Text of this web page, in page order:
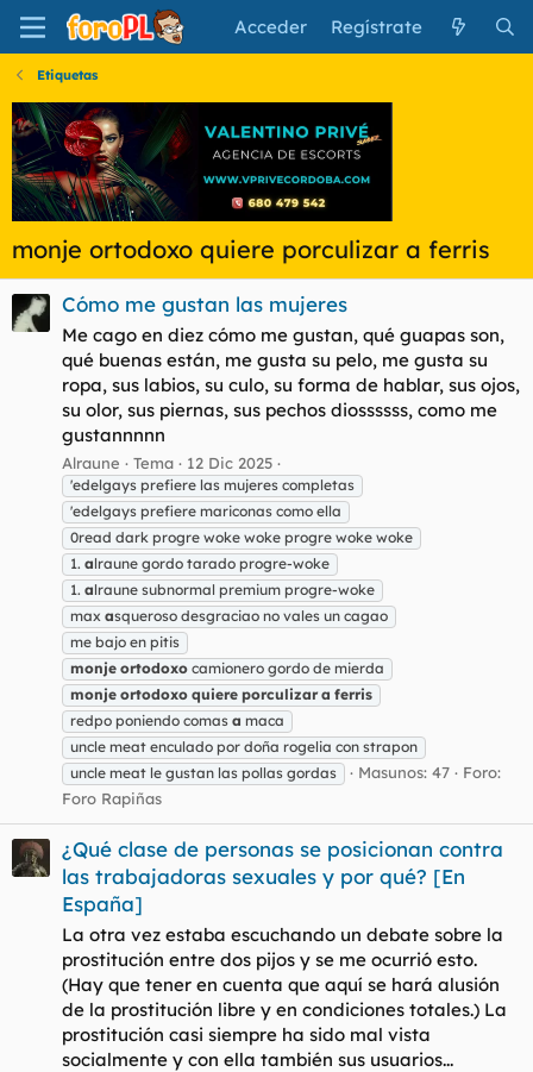
Acceder Regístrate
Etiquetas
monje ortodoxo quiere porculizar a ferris
Cómo me gustan las mujeres
Me cago en diez cómo me gustan, qué guapas son,
qué buenas están, me gusta su pelo, me gusta su
ropa, sus labios, su culo, su forma de hablar, sus ojos,
su olor, sus piernas, sus pechos diossssss, como me
gustannnnn
Alraune Tema 12 Dic 2025
'edelgays prefiere las mujeres completas
'edelgays prefiere mariconas como ella
0read dark progre woke woke progre woke woke
1. alraune gordo tarado progre-woke
1. alraune subnormal premium progre-woke
max asqueroso desgraciao no vales un cagao
me bajo en pitis
monje ortodoxo camionero gordo de mierda
monje ortodoxo quiere porculizar a ferris
redpo poniendo comas a maca
uncle meat enculado por doña rogelia con strapon
uncle meat le gustan las pollas gordas
Masunos: 47
Foro:
Foro Rapiñas
¿Qué clase de personas se posicionan contra
las trabajadoras sexuales y por qué? [En
España]
La otra vez estaba escuchando un debate sobre la
prostitución entre dos pijos y se me ocurrió esto.
(Hay que tener en cuenta que aquí se hará alusión
de la prostitución libre y en condiciones totales.) La
prostitución casi siempre ha sido mal vista
socialmente y con ella también sus usuarios...